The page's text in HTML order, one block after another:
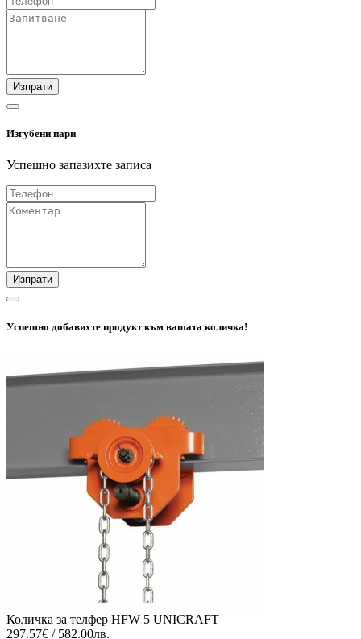
Изпрати
Изгубени пари
Успешно запазихте записа
Изпрати
Успешно добавихте продукт към вашата количка!
Количка за телфер HFW 5 UNICRAFT
297.57€ / 582.00лв.